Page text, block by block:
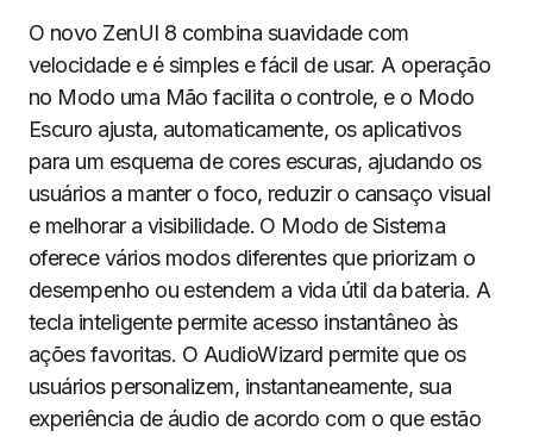
O novo ZenUI 8 combina suavidade com
velocidade e é simples e fácil de usar. A operação
no Modo uma Mão facilita o controle, e o Modo
Escuro ajusta, automaticamente, os aplicativos
para um esquema de cores escuras, ajudando os
usuários a manter o foco, reduzir o cansaço visual
e melhorar a visibilidade. O Modo de Sistema
oferece vários modos diferentes que priorizam o
desempenho ou estendem a vida útil da bateria. A
tecla inteligente permite acesso instantâneo às
ações favoritas. O AudioWizard permite que os
usuários personalizem, instantaneamente, sua
experiência de áudio de acordo com o que estão